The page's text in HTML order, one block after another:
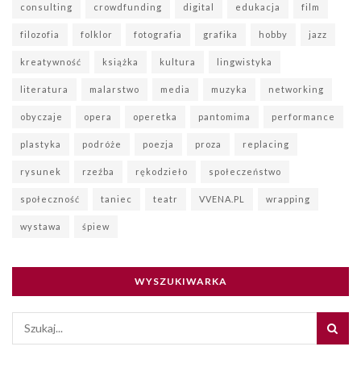
consulting crowdfunding digital edukacja film
filozofia folklor fotografia grafika hobby jazz
kreatywność książka kultura lingwistyka
literatura malarstwo media muzyka networking
obyczaje opera operetka pantomima performance
plastyka podróże poezja proza replacing
rysunek rzeźba rękodzieło społeczeństwo
społeczność taniec teatr VVENA.PL wrapping
wystawa śpiew
WYSZUKIWARKA